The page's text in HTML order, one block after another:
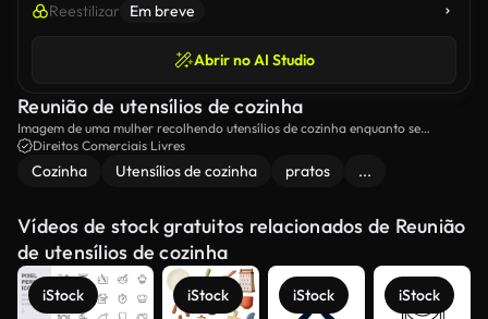
Reestilizar Em breve
Abrir no AI Studio
Reunião de utensílios de cozinha
Imagem de uma mulher recolhendo utensílios de cozinha enquanto se
prepara para cozinhar.
Direitos Comerciais Livres
Cozinha Utensílios de cozinha pratos ...
Vídeos de stock gratuitos relacionados de Reunião
de utensílios de cozinha
iStock iStock iStock iStock